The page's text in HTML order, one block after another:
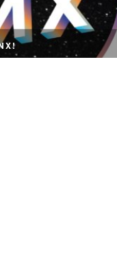
LiNX Während fast
eher entspannt
dass es auch